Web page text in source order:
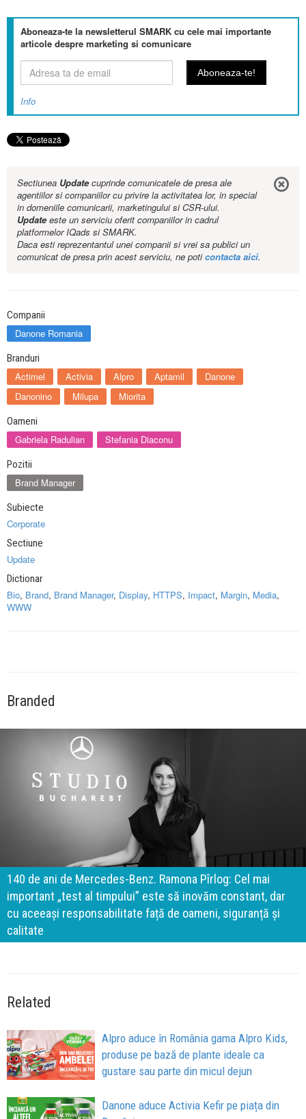
Aboneaza-te la newsletterul SMARK cu cele mai importante
articole despre marketing si comunicare
Info
Sectiunea Updatecuprinde comunicatele de presa ale
agentiilor si companiilor cu privire la activitatea lor, in special
in domeniile comunicarii, marketingului si CSR-ului.
Updateeste un serviciu oferit companiilor in cadrul
platformelor IQads si SMARK.
Daca esti reprezentantul unei companii si vrei sa publici un
comunicat de presa prin acest serviciu, ne poticontacta aici.
Companii
Danone Romania
Branduri
Actimel Activia Alpro Aptamil
Danone
Danonino
Milupa Miorita
Oameni
Gabriela Radulian Stefania Diaconu
Pozitii
Brand Manager
Subiecte
Corporate
Sectiune
Update
Dictionar
Bio, Brand, Brand Manager, Display, HTTPS, Impact, Margin, Media,
WWW
Branded
140 de ani de Mercedes-Benz. Ramona Pîrlog: Cel mai
important „test al timpului” este să inovăm constant, dar
cu aceeași responsabilitate față de oameni, siguranță și
calitate
Related
Alpro aduce în România gama Alpro Kids,
produse pe bază de plante ideale ca
gustare sau parte din micul dejun
Danone aduce Activia Kefir pe piața din